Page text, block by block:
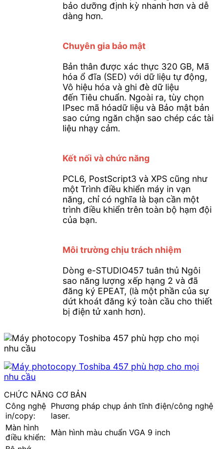
bảo dưỡng định kỳ nhanh hơn và dễ
dàng hơn.
Chuyên gia bảo mật
Bản thân được xác thực 320 GB, Mã
hóa ổ đĩa (SED) với dữ liệu tự động,
Vô hiệu hóa và ghi đè dữ liệu
đến Tiêu chuẩn. Ngoài ra, tùy chọn
IPsec mã hóadữ liệu và Bảo mật bản
sao cứng ngăn chặn sao chép các tài
liệu nhạy cảm.
Kết nối và chức năng
PCL6, PostScript3 và XPS cũng như
một Trình điều khiển máy in vạn
năng, chỉ có nghĩa là bạn cần một
trình điều khiển trên toàn bộ hạm đội
của bạn.
Môi trường chịu trách nhiệm
Dòng e-STUDIO457 tuân thủ Ngôi
sao năng lượng xếp hạng 2 và đã
đăng ký EPEAT, (là một phần của sự
dứt khoát đăng ký toàn cầu cho thiết
bị điện tử xanh hơn).
CHỨC NĂNG CƠ BẢN
Công nghệ
in/copy:
Phương pháp chụp ảnh tĩnh điện/công nghệ
laser.
Màn hình
điều khiển: Màn hình màu chuẩn VGA 9 inch